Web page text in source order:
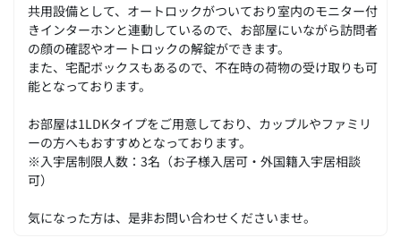
共用設備として、オートロックがついており室内のモニター付
きインターホンと連動しているので、お部屋にいながら訪問者
の顔の確認やオートロックの解錠ができます。
また、宅配ボックスもあるので、不在時の荷物の受け取りも可
能となっております。
お部屋は1LDKタイプをご用意しており、カップルやファミリ
ーの方へもおすすめとなっております。
※入宇居制限人数：3名（お子様入居可・外国籍入宇居相談
可）
気になった方は、是非お問い合わせくださいませ。